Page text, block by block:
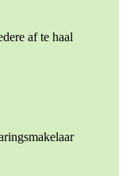
af te haal